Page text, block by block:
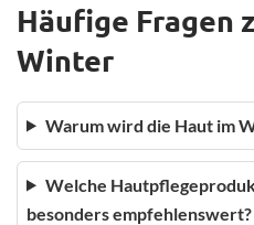
Häufige Fragen
Winter
Warum wird die Haut im
Welche
besonders empfehlenswert?